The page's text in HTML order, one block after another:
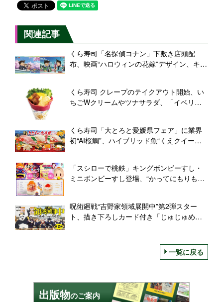
関連記事
くら寿司「名探偵コナン」下敷き店頭配
布、映画“ハロウィンの花嫁”デザイン、キャ
くら寿司 クレープのテイクアウト開始、い
ちごWクリームやツナサラダ、「イベリコ
くら寿司「大とろと愛媛県フェア」に業界
初“AI桜鯛”、ハイブリッド魚“くえクイー
「スシローで桃鉄」キングボンビーすし・
ミニボンビーすし登場、“かってにもりもり
呪術廻戦“吉野家領域展開中”第2弾スター
ト、描き下ろしカード付き「じゅじゅめ
一覧に戻る
出版物のご案内